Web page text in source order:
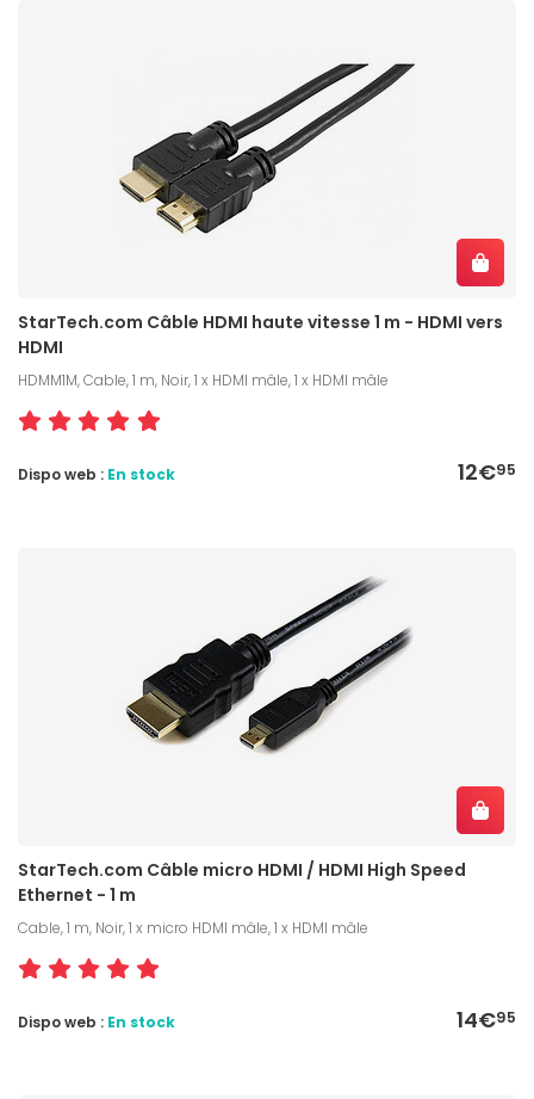
StarTech.com Câble HDMI haute vitesse 1 m - HDMI vers
HDMI
HDMM1M, Cable, 1 m, Noir, 1 x HDMI mâle, 1 x HDMI mâle
12€95
Dispo web : En stock
StarTech.com Câble micro HDMI / HDMI High Speed
Ethernet - 1 m
Cable, 1 m, Noir, 1 x micro HDMI mâle, 1 x HDMI mâle
14€95
Dispo web : En stock